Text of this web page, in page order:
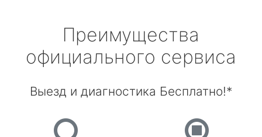
Преимущества
официального сервиса
Выезд и диагностика Бесплатно!*